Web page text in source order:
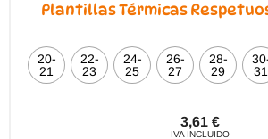
Plantillas Térmicas
20-
21
22-
23
24-
25
26-
27
28-
29
31
3,61 €
IVA INCLUIDO